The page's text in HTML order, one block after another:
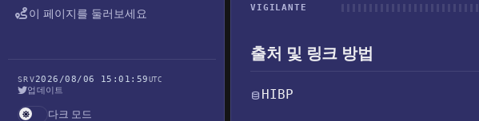
이 페이지를 둘러보세요
SRV2026/08/06 15:01:59UTC
업데이트
다크 모드
VIGILANTE
출처 및 링크 방법
HIBP